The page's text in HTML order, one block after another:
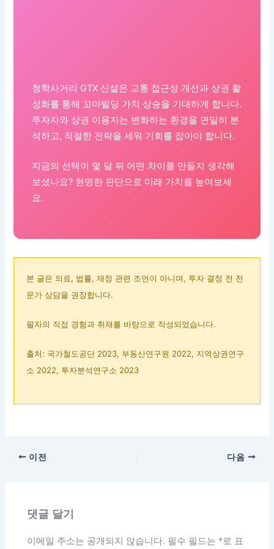
청학사거리 GTX 신설은 교통 접근성 개선과 상권 활
성화를 통해 꼬마빌딩 가치 상승을 기대하게 합니다.
투자자와 상권 이용자는 변화하는 환경을 면밀히 분
석하고, 적절한 전략을 세워 기회를 잡아야 합니다.
지금의 선택이 몇 달 뒤 어떤 차이를 만들지 생각해
보셨나요? 현명한 판단으로 미래 가치를 높여보세
요.
본 글은 의료, 법률, 재정 관련 조언이 아니며, 투자 결정 전 전
문가 상담을 권장합니다.
필자의 직접 경험과 취재를 바탕으로 작성되었습니다.
출처: 국가철도공단 2023, 부동산연구원 2022, 지역상권연구
소 2022, 투자분석연구소 2023
이전 다음
댓글 달기
이메일 주소는 공개되지 않습니다. 필수 필드는 *로 표